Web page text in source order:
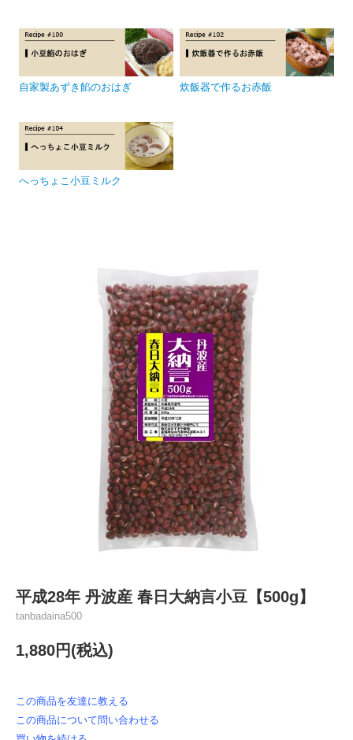
自家製あずき餡のおはぎ 炊飯器で作るお赤飯
へっちょこ小豆ミルク
平成28年 丹波産 春日大納言小豆【500g】
tanbadaina500
1,880円(税込)
この商品を友達に教える
この商品について問い合わせる